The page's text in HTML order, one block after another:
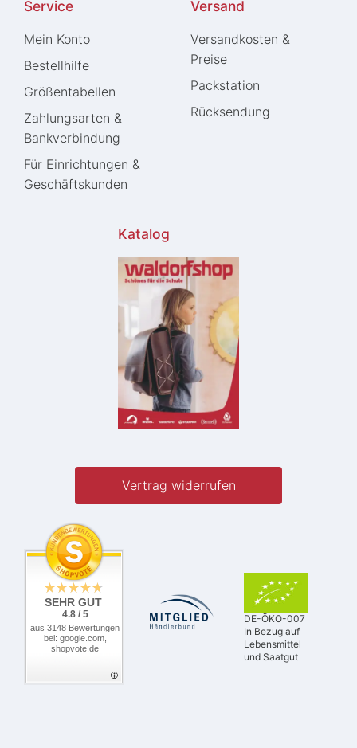
Service
Mein Konto
Bestellhilfe
Größentabellen
Zahlungsarten &
Bankverbindung
Für Einrichtungen &
Geschäftskunden
Versand
Versandkosten &
Preise
Packstation
Rücksendung
Katalog
Vertrag widerrufen
SEHR GUT
4.8 / 5
aus 3148 Bewertungen
bei: google.com,
shopvote.de
DE-ÖKO-007
In Bezug auf
Lebensmittel
und Saatgut